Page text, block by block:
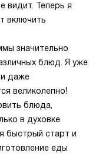
видит. Теперь я
включить
значительно
блюд. Я уже
и даже
великолепно!
блюда,
в духовке.
быстрый старт и
еды